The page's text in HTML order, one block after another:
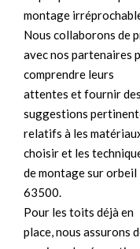
montage
Nous collaborons de
avec nos partenaires
comprendre leurs
attentes et fournir des
suggestions
relatifs à les
choisir et les
de montage sur orbeil
63500.
Pour les toits déjà en
place, nous assurons